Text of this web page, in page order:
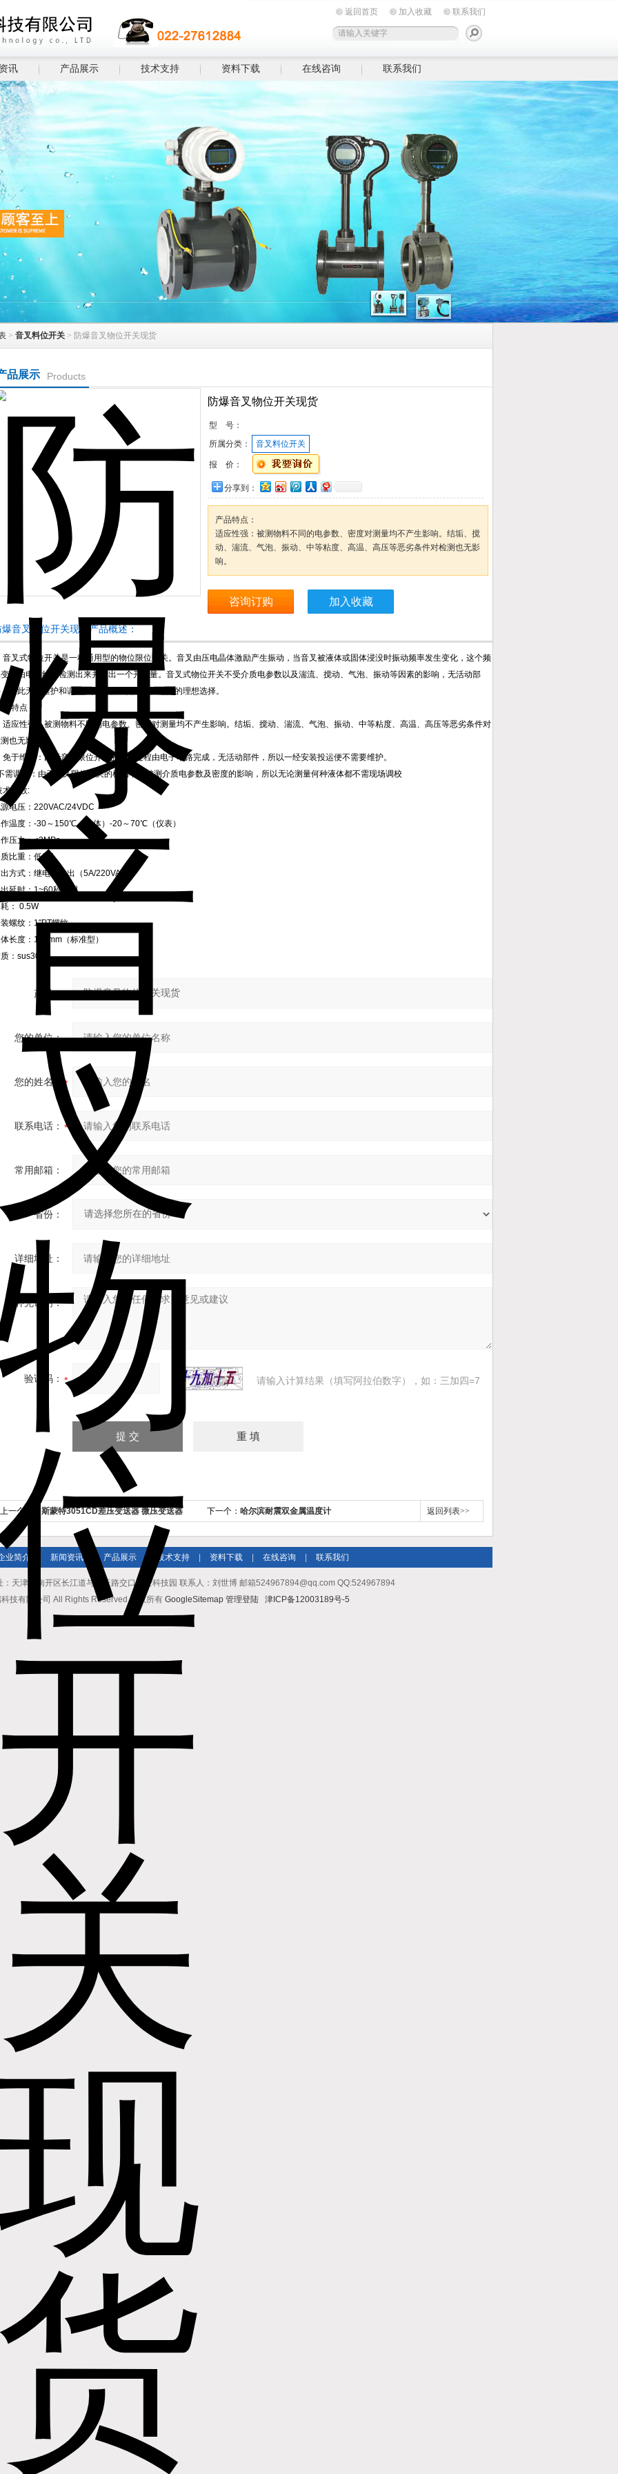
返回首页 加入收藏 联系我们
讯 产品展示 技术支持 资料下载 在线咨询 联系我们
> 音叉料位开关 > 防爆音叉物位开关现货
品展示 Products
防爆音叉物位开关现货
型 号：
所属分类：
音叉料位开关
报 价：
分享到：
产品特点：
适应性强：被测物料不同的电参数、密度对测量均不产生影响。结垢、搅
动、湍流、气泡、振动、中等粘度、高温、高压等恶劣条件对检测也无影
响。
咨询订购 加入收藏
爆音叉物位开关现货产品概述：
式物位开关是一种通用型的物位限位开关。音叉由压电晶体激励产生振动，当音叉被液体或固体浸没时振动频率发生变化，这个频
化由电子线路检测出来并输出一个开关量。音叉式物位开关不受介质电参数以及湍流、搅动、气泡、振动等因素的影响，无活动部
因此无需维护和调整，是复杂工况下物位开关的理想选择。
特点：
性强：被测物料不同的电参数、密度对测量均不产生影响。结垢、搅动、湍流、气泡、振动、中等粘度、高温、高压等恶劣条件对
也无影响。
维护：由于音叉限位开关的检测过程由电子电路完成，无活动部件，所以一经安装投运便不需要维护。
调校：由于音叉限位开关的检测不受被测介质电参数及密度的影响，所以无论测量何种液体都不需现场调校
参数:
电压：220VAC/24VDC
温度：-30～150℃（叉体）-20～70℃（仪表）
压力：≤2MPa
比重：低0.7
方式：继电器输出（5A/220VAC）
延时：1~60秒可调
： 0.5W
螺纹：1″PT螺纹
长度：100mm（标准型）
：sus304
产品：
您的单位：
您的姓名：
联系电话：
常用邮箱：
省份：
详细地址：
补充说明：
验证码： 请输入计算结果（填写阿拉伯数字），如：三加四=7
上一个： 罗斯蒙特3051CD差压变送器 微压变送器 下一个： 哈尔滨耐震双金属温度计 返回列表>>
业简介 新闻资讯 产品展示 | 技术支持 资料下载 在线咨询 联系我们
天津市南开区长江道与密云路交口博爱科技园 联系人：刘世博 邮箱524967894@qq.com QQ:524967894
技有限公司 All Rights Reserved 版权所有 GoogleSitemap 管理登陆 津ICP备12003189号-5